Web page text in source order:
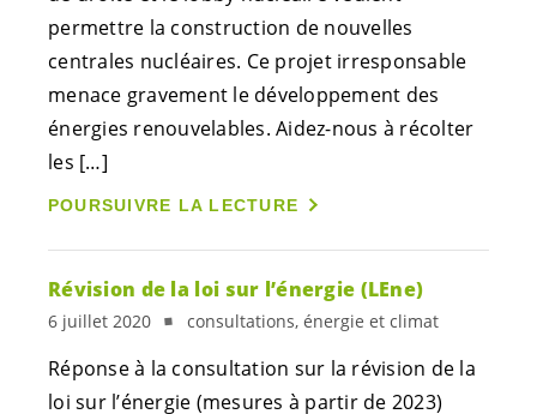
permettre la construction de nouvelles
centrales nucléaires. Ce projet irresponsable
menace gravement le développement des
énergies renouvelables. Aidez-nous à récolter
les […]
POURSUIVRE LA LECTURE
Révision de la loi sur l’énergie (LEne)
6 juillet 2020 consultations, énergie et climat
Réponse à la consultation sur la révision de la
loi sur l’énergie (mesures à partir de 2023)